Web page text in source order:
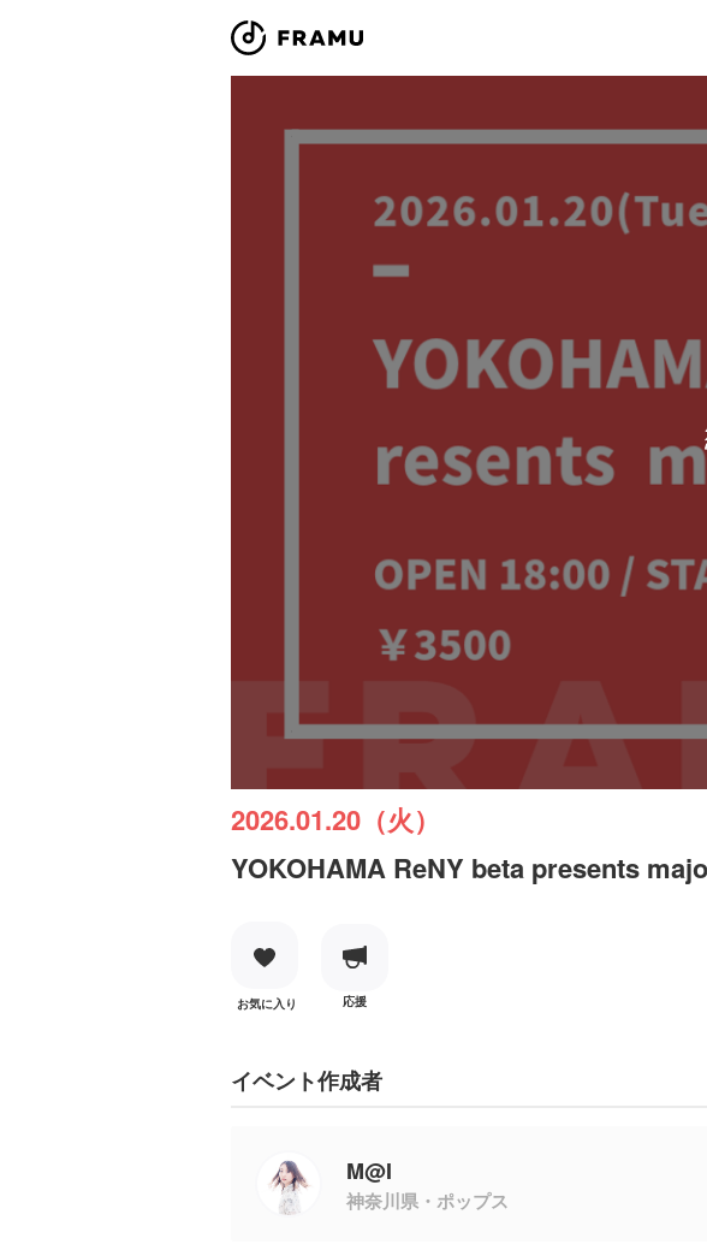
2026.01.20（火）
YOKOHAMA ReNY beta presents
お気に入り 応援
イベント作成者
M@I
神奈川県・ポップス